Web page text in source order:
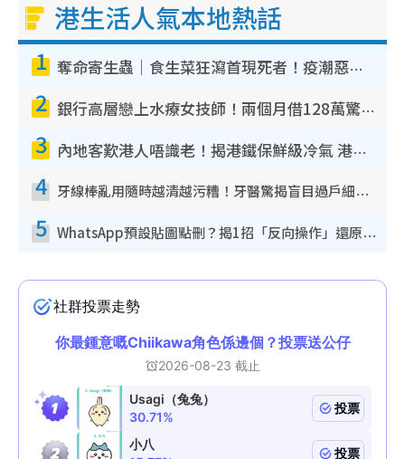
港生活人氣本地熱話
1 奪命寄生蟲｜食生菜狂瀉首現死者！疫潮惡化錄1.8萬宗病例 揭洗菜3大謬誤
2 銀行高層戀上水療女技師！兩個月借128萬驚覺「沉船」沉落火海 揭背後疑似邪教操控賣淫
3 內地客歎港人唔識老！揭港鐵保鮮級冷氣 港人求放過：咪投訴
4 牙線棒亂用隨時越清越污糟！牙醫驚揭盲目過戶細菌恐致蛀牙：呢種先係日常真保養
5 WhatsApp預設貼圖點刪？揭1招「反向操作」還原簡潔介面 附3步實測教學